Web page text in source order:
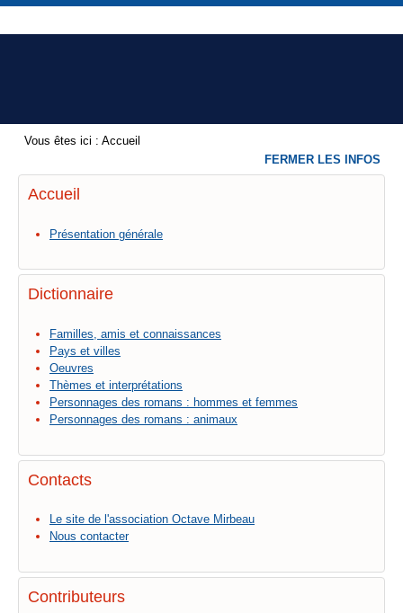
Vous êtes ici : Accueil
Accueil
Présentation générale
Dictionnaire
Familles, amis et connaissances
Pays et villes
Oeuvres
Thèmes et interprétations
Personnages des romans : hommes et femmes
Personnages des romans : animaux
Contacts
Le site de l'association Octave Mirbeau
Nous contacter
Contributeurs
FERMER LES INFOS